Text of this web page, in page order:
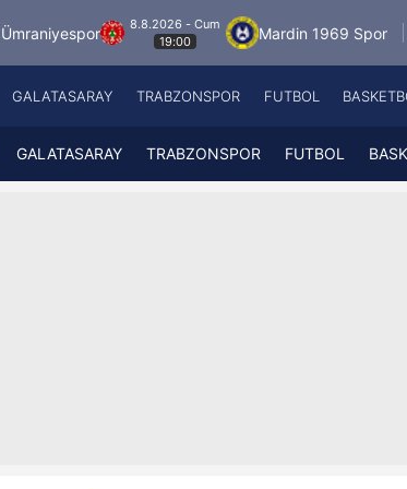
8.8.2026 - Cum
19:00
Mardin 1969 Spor Özbelsan
Fenerbahçe
Galatasaray
A
GALATASARAY TRABZONSPOR FUTBOL
GALATASARAY TRABZONSPOR FUTBOL